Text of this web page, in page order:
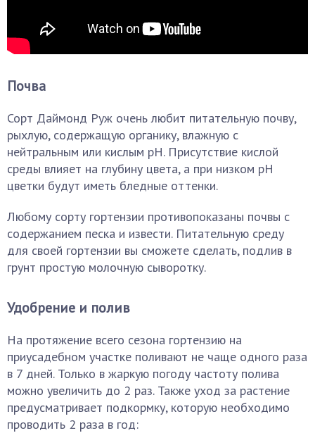
Почва
Сорт Даймонд Руж очень любит питательную почву,
рыхлую, содержащую органику, влажную с
нейтральным или кислым рН. Присутствие кислой
среды влияет на глубину цвета, а при низком рН
цветки будут иметь бледные оттенки.
Любому сорту гортензии противопоказаны почвы с
содержанием песка и извести. Питательную среду
для своей гортензии вы сможете сделать, подлив в
грунт простую молочную сыворотку.
Удобрение и полив
На протяжение всего сезона гортензию на
приусадебном участке поливают не чаще одного раза
в 7 дней. Только в жаркую погоду частоту полива
можно увеличить до 2 раз. Также уход за растение
предусматривает подкормку, которую необходимо
проводить 2 раза в год: